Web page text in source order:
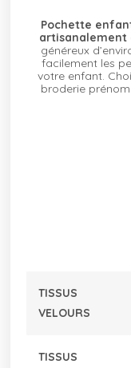
Pochette
artisanalement
généreux
facilement les
votre enfant.
broderie
TISSUS
VELOURS
TISSUS